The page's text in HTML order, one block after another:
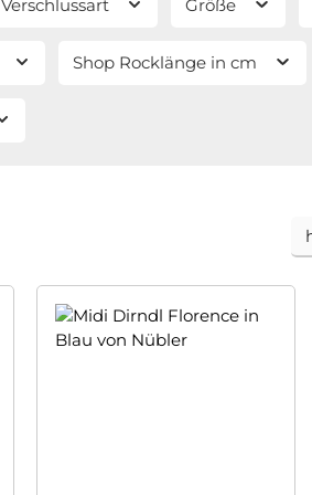
Verschlussart Größe
Shop Rocklänge in cm